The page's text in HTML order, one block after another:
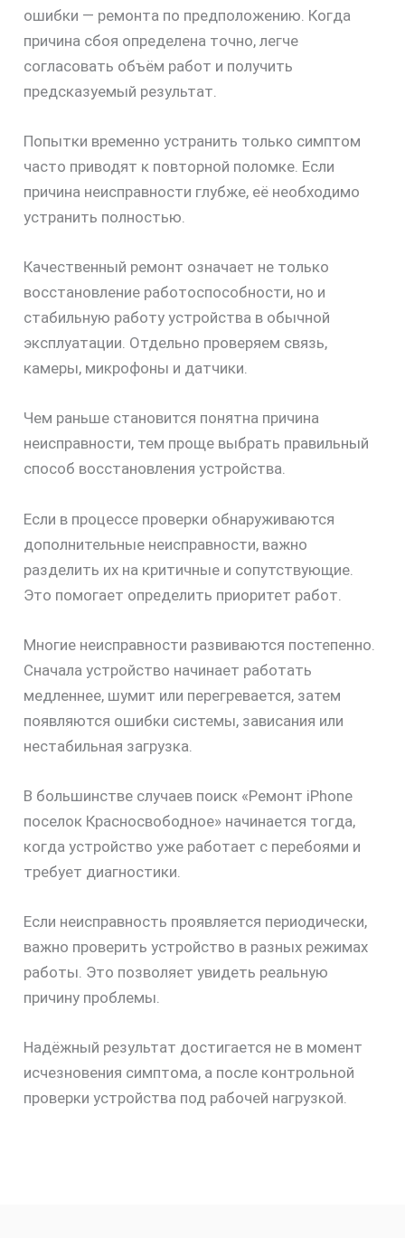
ошибки — ремонта по предположению. Когда
причина сбоя определена точно, легче
согласовать объём работ и получить
предсказуемый результат.
Попытки временно устранить только симптом
часто приводят к повторной поломке. Если
причина неисправности глубже, её необходимо
устранить полностью.
Качественный ремонт означает не только
восстановление работоспособности, но и
стабильную работу устройства в обычной
эксплуатации. Отдельно проверяем связь,
камеры, микрофоны и датчики.
Чем раньше становится понятна причина
неисправности, тем проще выбрать правильный
способ восстановления устройства.
Если в процессе проверки обнаруживаются
дополнительные неисправности, важно
разделить их на критичные и сопутствующие.
Это помогает определить приоритет работ.
Многие неисправности развиваются постепенно.
Сначала устройство начинает работать
медленнее, шумит или перегревается, затем
появляются ошибки системы, зависания или
нестабильная загрузка.
В большинстве случаев поиск «Ремонт iPhone
поселок Красносвободное» начинается тогда,
когда устройство уже работает с перебоями и
требует диагностики.
Если неисправность проявляется периодически,
важно проверить устройство в разных режимах
работы. Это позволяет увидеть реальную
причину проблемы.
Надёжный результат достигается не в момент
исчезновения симптома, а после контрольной
проверки устройства под рабочей нагрузкой.
скидку
30%